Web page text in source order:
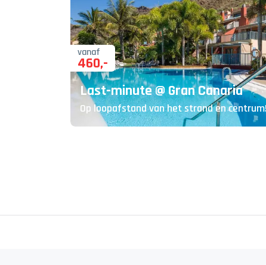
vanaf
460,-
Last-minute @ Gran Canaria
Op loopafstand van het strand en centrum!